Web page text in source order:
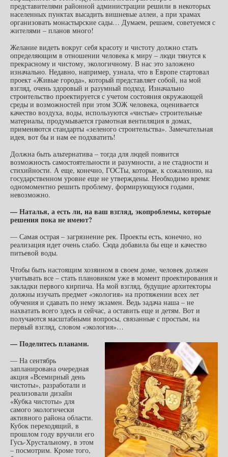
представителями районной администрации решили в некоторых
населенных пунктах высадить вишневые аллеи, а при храмах
организовать монастырские сады… Думаем, решаем, советуемся с
жителями – планов много!
Желание видеть вокруг себя красоту и чистоту должно стать
определяющим в отношении человека к миру – люди тянутся к
прекрасному и чистому, экологичному. В нас это заложено
изначально. Недавно, например, узнала, что в Европе стартовал
проект «Живые города», который представляет собой, на мой
взгляд, очень здоровый и разумный подход. Изначально
строительство проектируется с учетом состояния окружающей
среды и возможностей при этом ЗОЖ человека, оценивается
качество воздуха, воды, используются «чистые» строительные
материалы, продумывается грамотная вентиляция в домах,
применяются стандарты «зеленого строительства». Замечательная
идея, вот бы и нам ее подхватить!
Должна быть альтернатива – тогда для людей появится
возможность самостоятельности и разумности, а не стадности и
стихийности. А еще, конечно, ГОСТы, которые, к сожалению, на
государственном уровне еще не утверждены. Необходимо время:
одномоментно решить проблему, формирующуюся годами,
невозможно.
— Наталья, а есть ли, на ваш взгляд, экопроблемы, которые
решения пока не имеют?
— Самая острая – загрязнение рек. Проекты есть, конечно, но
реализация идет очень слабо. Сюда добавила бы еще и качество
питьевой воды.
Чтобы быть настоящим хозяином в своем доме, человек должен
учитывать все – стать плановиком уже в момент проектирования и
закладки первого кирпича. На мой взгляд, будущие архитекторы
должны изучать предмет «экология» на протяжении всех лет
обучения и сдавать по нему экзамен. Ведь задача наша – не
нахватать всего здесь и сейчас, а оставить еще и детям. Вот и
получаются масштабными вопросы, связанные с простым, на
первый взгляд, словом «экология»…
— Поделитесь планами.
— На сентябрь
запланирована очередная
акция «Всемирный день
чистоты», разработали и
реализовали дизайн
«Кубка чистоты» для
самого экологически
активного района области.
Кубок переходящий, в
прошлом году вручили его
Гусь-Хрустальному, в этом
– посмотрим. Кроме того,